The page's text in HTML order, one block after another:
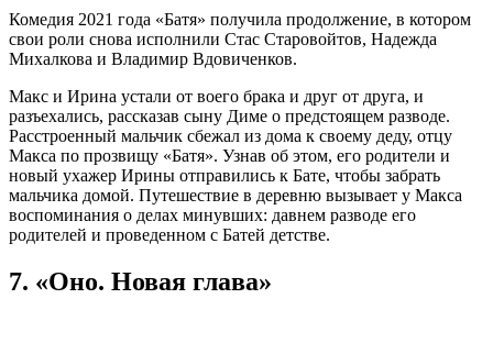
Комедия 2021 года «Батя» получила продолжение, в котором
свои роли снова исполнили Стас Старовойтов, Надежда
Михалкова и Владимир Вдовиченков.
Макс и Ирина устали от воего брака и друг от друга, и
разъехались, рассказав сыну Диме о предстоящем разводе.
Расстроенный мальчик сбежал из дома к своему деду, отцу
Макса по прозвищу «Батя». Узнав об этом, его родители и
новый ухажер Ирины отправились к Бате, чтобы забрать
мальчика домой. Путешествие в деревню вызывает у Макса
воспоминания о делах минувших: давнем разводе его
родителей и проведенном с Батей детстве.
7. «Оно. Новая глава»